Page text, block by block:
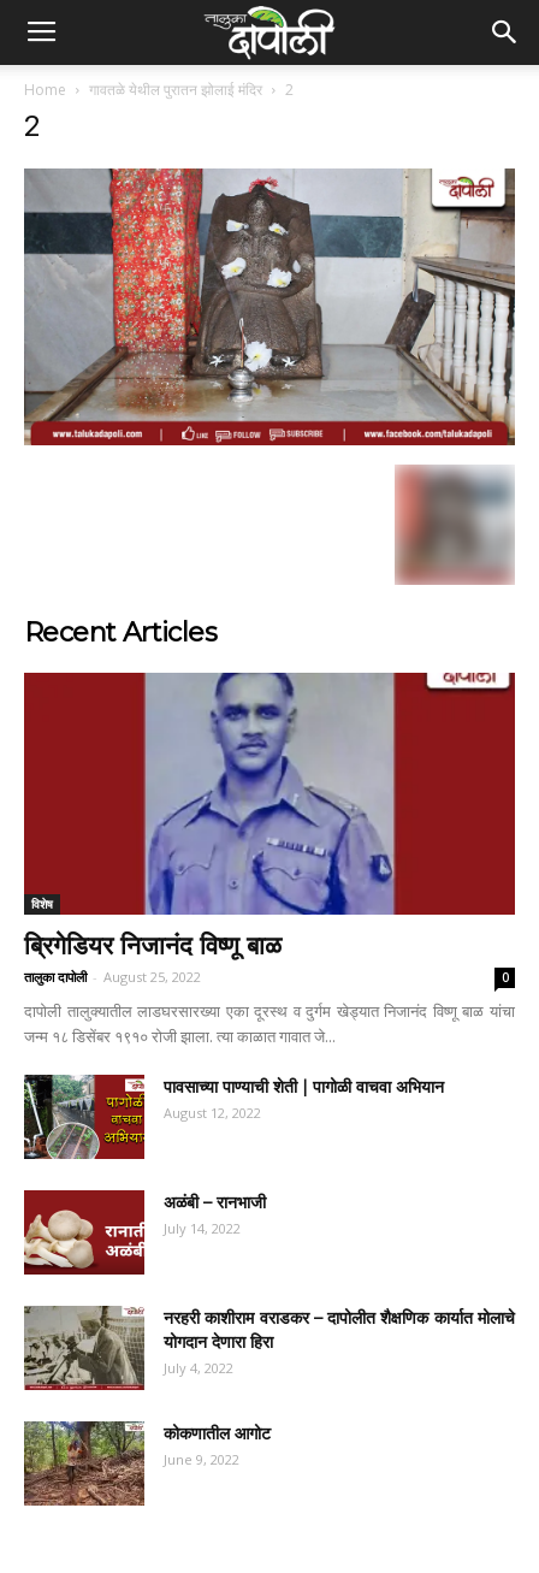
Home गावतळे येथील पुरातन झोलाई मंदिर 2
2
Recent Articles
विशेष
ब्रिगेडियर निजानंद विष्णू बाळ
तालुका दापोली - August 25, 2022 0
दापोली तालुक्यातील लाडघरसारख्या एका दूरस्थ व दुर्गम खेड्यात निजानंद विष्णू बाळ यांचा
जन्म १८ डिसेंबर १९१० रोजी झाला. त्या काळात गावात जे...
पावसाच्या पाण्याची शेती | पागोळी वाचवा अभियान
August 12, 2022
अळंबी – रानभाजी
July 14, 2022
नरहरी काशीराम वराडकर – दापोलीत शैक्षणिक कार्यात मोलाचे
योगदान देणारा हिरा
July 4, 2022
कोकणातील आगोट
June 9, 2022